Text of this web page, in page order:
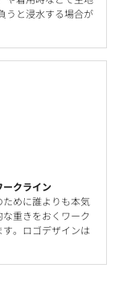
うと浸水する場合が
ークライン
めに誰よりも本気
重きをおくワーク
。ロゴデザインは